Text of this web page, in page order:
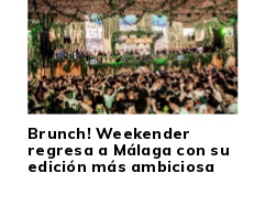
Brunch! Weekender
regresa a Málaga con su
edición más ambiciosa